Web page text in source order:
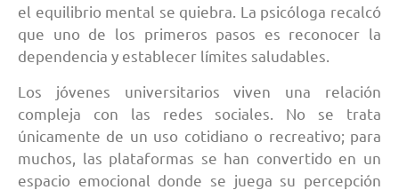
el equilibrio mental se quiebra. La psicóloga recalcó
que uno de los primeros pasos es reconocer la
dependencia y establecer límites saludables.
Los jóvenes universitarios viven una relación
compleja con las redes sociales. No se trata
únicamente de un uso cotidiano o recreativo; para
muchos, las plataformas se han convertido en un
espacio emocional donde se juega su percepción